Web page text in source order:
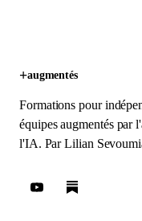
+augmentés
Formations pour
équipes augmentés par
l'IA. ParLilian